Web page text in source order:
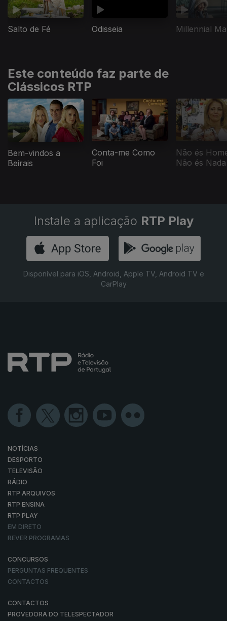
Salto de Fé Odisseia Millennial
Este conteúdo faz parte de
Clássicos RTP
Bem-vindos a
Beirais
Conta-me Como
Foi
Não és
Não és Nada
Instale a aplicação RTP Play
Disponível para iOS, Android, Apple TV, Android TV e
CarPlay
NOTÍCIAS
DESPORTO
TELEVISÃO
RÁDIO
RTP ARQUIVOS
RTP ENSINA
RTP PLAY
EM DIRETO
REVER PROGRAMAS
CONCURSOS
PERGUNTAS FREQUENTES
CONTACTOS
CONTACTOS
PROVEDORA DO TELESPECTADOR